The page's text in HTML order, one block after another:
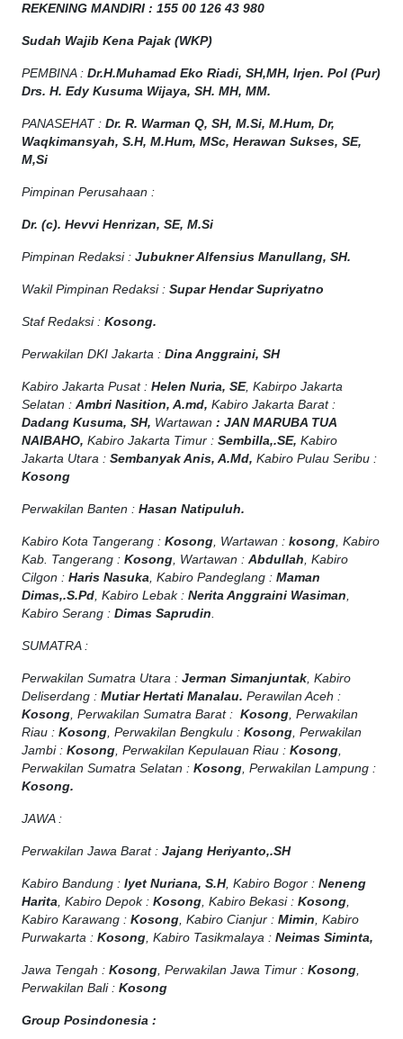
REKENING MANDIRI : 155 00 126 43 980
Sudah Wajib Kena Pajak (WKP)
PEMBINA : Dr.H.Muhamad Eko Riadi, SH,MH, Irjen. Pol (Pur)
Drs. H. Edy Kusuma Wijaya, SH. MH, MM.
PANASEHAT : Dr. R. Warman Q, SH, M.Si, M.Hum, Dr,
Waqkimansyah, S.H, M.Hum, MSc, Herawan Sukses, SE,
M,Si
Pimpinan Perusahaan :
Dr. (c). Hevvi Henrizan, SE, M.Si
Pimpinan Redaksi : Jubukner Alfensius Manullang, SH.
Wakil Pimpinan Redaksi : Supar Hendar Supriyatno
Staf Redaksi : Kosong.
Perwakilan DKI Jakarta : Dina Anggraini, SH
Kabiro Jakarta Pusat : Helen Nuria, SE, Kabirpo Jakarta
Selatan : Ambri Nasition, A.md, Kabiro Jakarta Barat :
Dadang Kusuma, SH, Wartawan : JAN MARUBA TUA
NAIBAHO, Kabiro Jakarta Timur : Sembilla,.SE, Kabiro
Jakarta Utara : Sembanyak Anis, A.Md, Kabiro Pulau Seribu :
Kosong
Perwakilan Banten : Hasan Natipuluh.
Kabiro Kota Tangerang : Kosong , Wartawan : kosong , Kabiro
Kab. Tangerang : Kosong , Wartawan : Abdullah , Kabiro
Cilgon : Haris Nasuka , Kabiro Pandeglang : Maman
Dimas,.S.Pd , Kabiro Lebak : Nerita Anggraini Wasiman
Kabiro Serang : Dimas Saprudin
SUMATRA :
Perwakilan Sumatra Utara : Jerman Simanjuntak , Kabiro
Deliserdang : Mutiar Hertati Manalau. Perawilan Aceh :
Kosong , Perwakilan Sumatra Barat : Kosong , Perwakilan
Riau : Kosong , Perwakilan Bengkulu : Kosong , Perwakilan
Jambi : Kosong , Perwakilan Kepulauan Riau : Kosong
Perwakilan Sumatra Selatan : Kosong , Perwakilan Lampung :
Kosong.
JAWA :
Perwakilan Jawa Barat : Jajang Heriyanto,.SH
Kabiro Bandung : Iyet Nuriana, S.H, Kabiro Bogor : Neneng
Harita , Kabiro Depok : Kosong , Kabiro Bekasi : Kosong
Kabiro Karawang : Kosong , Kabiro Cianjur : Mimin , Kabiro
Purwakarta : Kosong , Kabiro Tasikmalaya : Neimas Siminta,
Jawa Tengah : Kosong , Perwakilan Jawa Timur : Kosong
Perwakilan Bali : Kosong
Group Posindonesia :